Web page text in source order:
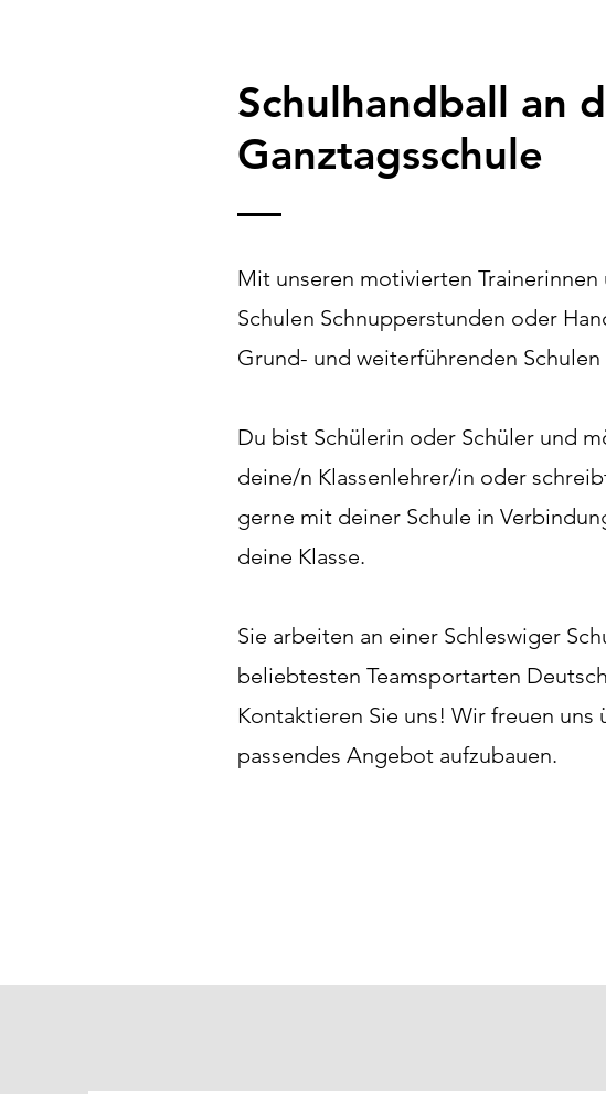
Schulhandball an
Ganztagsschule
Mit unseren motivierten Trainerinnen
Schulen Schnupperstunden oder
Grund- und weiterführenden
Du bist Schülerin oder Schüler und
deine/n Klassenlehrer/in oder
gerne mit deiner Schule in
deine Klasse.
Sie arbeiten an einer Schleswiger
beliebtesten Teamsportarten
Kontaktieren Sie uns! Wir freuen uns
passendes Angebot aufzubauen.